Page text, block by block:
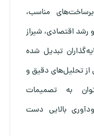
مناسب،
رشد اقتصادی، شیراز
تبدیل شده
از تحلیل‌های دقیق و
به تصمیمات
بالایی دست